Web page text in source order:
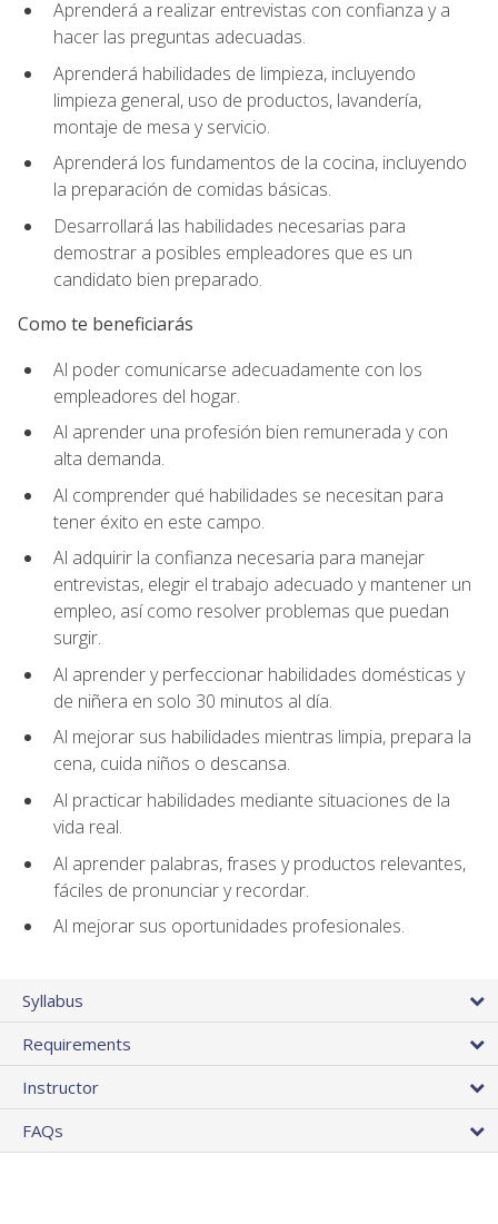
Aprenderá a realizar entrevistas con confianza y a
hacer las preguntas adecuadas.
Aprenderá habilidades de limpieza, incluyendo
limpieza general, uso de productos, lavandería,
montaje de mesa y servicio.
Aprenderá los fundamentos de la cocina, incluyendo
la preparación de comidas básicas.
Desarrollará las habilidades necesarias para
demostrar a posibles empleadores que es un
candidato bien preparado.
Como te beneficiarás
Al poder comunicarse adecuadamente con los
empleadores del hogar.
Al aprender una profesión bien remunerada y con
alta demanda.
Al comprender qué habilidades se necesitan para
tener éxito en este campo.
Al adquirir la confianza necesaria para manejar
entrevistas, elegir el trabajo adecuado y mantener un
empleo, así como resolver problemas que puedan
surgir.
Al aprender y perfeccionar habilidades domésticas y
de niñera en solo 30 minutos al día.
Al mejorar sus habilidades mientras limpia, prepara la
cena, cuida niños o descansa.
Al practicar habilidades mediante situaciones de la
vida real.
Al aprender palabras, frases y productos relevantes,
fáciles de pronunciar y recordar.
Al mejorar sus oportunidades profesionales.
Syllabus
Requirements
Instructor
FAQs